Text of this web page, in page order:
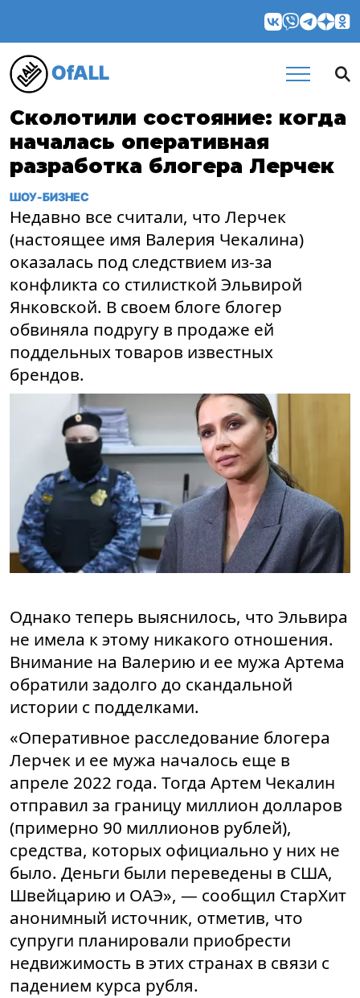
OfALL
Сколотили состояние: когда
началась оперативная
разработка блогера Лерчек
ШОУ-БИЗНЕС
Недавно все считали, что Лерчек
(настоящее имя Валерия Чекалина)
оказалась под следствием из-за
конфликта со стилисткой Эльвирой
Янковской. В своем блоге блогер
обвиняла подругу в продаже ей
поддельных товаров известных
брендов.
Однако теперь выяснилось, что Эльвира
не имела к этому никакого отношения.
Внимание на Валерию и ее мужа Артема
обратили задолго до скандальной
истории с подделками.
«Оперативное расследование блогера
Лерчек и ее мужа началось еще в
апреле 2022 года. Тогда Артем Чекалин
отправил за границу миллион долларов
(примерно 90 миллионов рублей),
средства, которых официально у них не
было. Деньги были переведены в США,
Швейцарию и ОАЭ», — сообщил СтарХит
анонимный источник, отметив, что
супруги планировали приобрести
недвижимость в этих странах в связи с
падением курса рубля.